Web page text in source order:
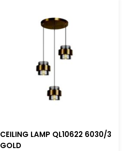
CEILING LAMP QL10622 6030/3
GOLD